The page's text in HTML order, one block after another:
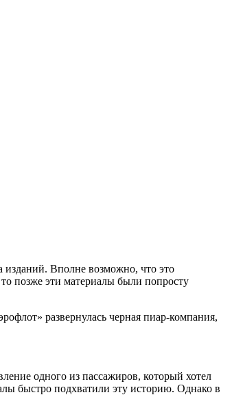
изданий. Вполне возможно, что это
позже эти материалы были попросту
развернулась черная пиар-компания,
одного из пассажиров, который хотел
быстро подхватили эту историю. Однако в